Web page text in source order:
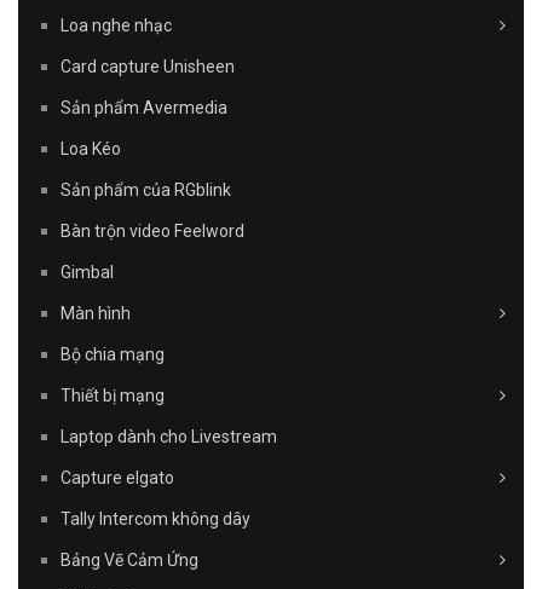
Loa nghe nhạc
Card capture Unisheen
Sản phẩm Avermedia
Loa Kéo
Sản phẩm của RGblink
Bàn trộn video Feelword
Gimbal
Màn hình
Bộ chia mạng
Thiết bị mạng
Laptop dành cho Livestream
Capture elgato
Tally Intercom không dây
Bảng Vẽ Cảm Ứng